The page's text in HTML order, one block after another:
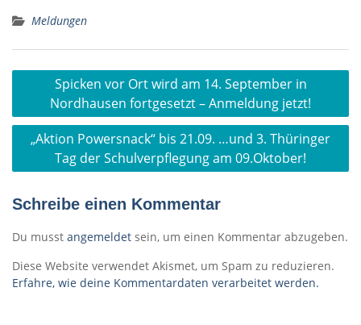
Meldungen
Beitragsnavigation
Spicken vor Ort wird am 14. September in
Nordhausen fortgesetzt – Anmeldung jetzt!
„Aktion Powersnack“ bis 21.09. …und 3. Thüringer
Tag der Schulverpflegung am 09.Oktober!
Schreibe einen Kommentar
Du musst angemeldet sein, um einen Kommentar abzugeben.
Diese Website verwendet Akismet, um Spam zu reduzieren.
Erfahre, wie deine Kommentardaten verarbeitet werden.